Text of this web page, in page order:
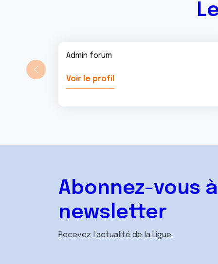
Admin forum
Voir le profil
Abonnez-vous
newsletter
Recevez l’actualité de la Ligue.